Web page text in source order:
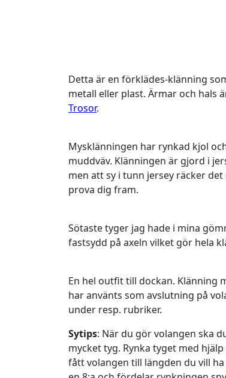
Detta är en förklädes-klänning
metall eller plast. Ärmar och hals
Trosor.
Mysklänningen har rynkad kjol
muddväv. Klänningen är gjord i
men att sy i tunn jersey räcker
prova dig fram.
Sötaste tyger jag hade i mina
fastsydd på axeln vilket gör hela
En hel outfit till dockan. Klänning
har använts som avslutning på
under resp. rubriker.
Sytips: När du gör volangen ska
mycket tyg. Rynka tyget med
fått volangen till längden du vill